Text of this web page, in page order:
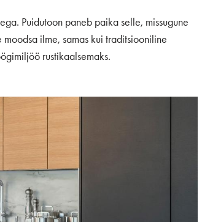
Puidutoon paneb paika selle, missugune
ilme, samas kui traditsiooniline
rustikaalsemaks.